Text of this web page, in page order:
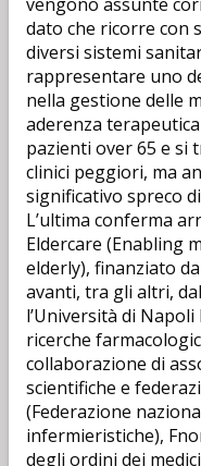
dato che ricorre con
diversi sistemi
rappresentare uno
nella gestione delle
aderenza
pazienti over 65 e si
clinici peggiori, ma
significativo spreco
L’ultima conferma
Eldercare (Enabling
elderly), finanziato
avanti, tra gli altri,
l’Università di Napoli
ricerche
collaborazione di
scientifiche e
(Federazione
infermieristiche),
degli ordini dei